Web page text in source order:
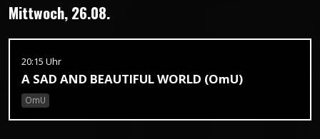
Mittwoch, 26.08.
20:15 Uhr
A SAD AND BEAUTIFUL WORLD (OmU)
OmU